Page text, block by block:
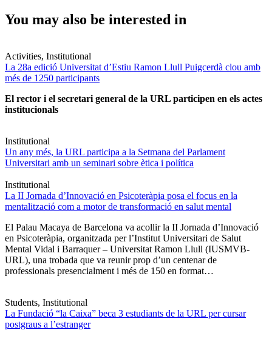
You may also be interested in
Activities, Institutional
La 28a edició Universitat d’Estiu Ramon Llull Puigcerdà clou amb
més de 1250 participants
El rector i el secretari general de la URL participen en els actes
institucionals
Institutional
Un any més, la URL participa a la Setmana del Parlament
Universitari amb un seminari sobre ètica i política
Institutional
La II Jornada d’Innovació en Psicoteràpia posa el focus en la
mentalització com a motor de transformació en salut mental
El Palau Macaya de Barcelona va acollir la II Jornada d’Innovació
en Psicoteràpia, organitzada per l’Institut Universitari de Salut
Mental Vidal i Barraquer – Universitat Ramon Llull (IUSMVB-
URL), una trobada que va reunir prop d’un centenar de
professionals presencialment i més de 150 en format…
Students, Institutional
La Fundació “la Caixa” beca 3 estudiants de la URL per cursar
postgraus a l’estranger